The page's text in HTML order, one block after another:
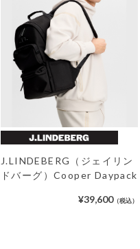
J.LINDEBERG（ジェイリン
ドバーグ）Cooper Daypack
¥39,600（税込）